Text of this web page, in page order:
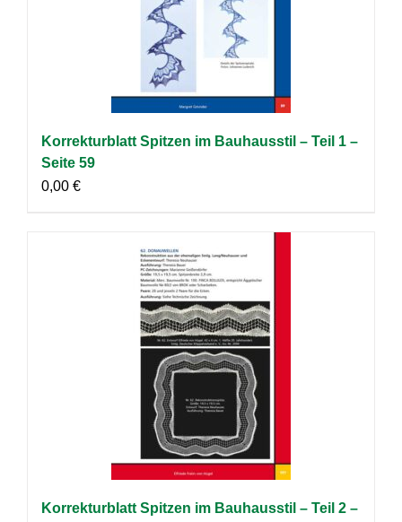
Korrekturblatt Spitzen im Bauhausstil – Teil 1 –
Seite 59
0,00 €
Korrekturblatt Spitzen im Bauhausstil – Teil 2 –